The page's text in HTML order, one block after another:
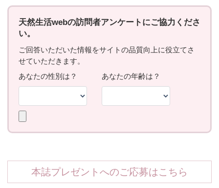
本誌プレゼントへのご応募はこちら